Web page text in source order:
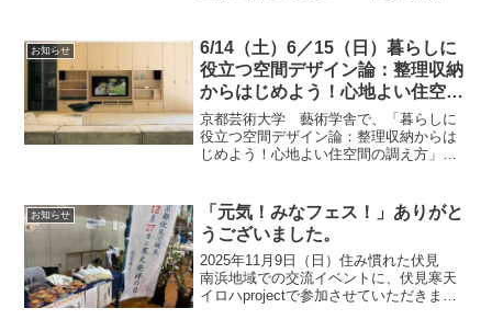
ております。イベント名：「寒天と伏見
のお酒」セミナーと交流会...
お知らせ
6/14（土）6／15（日）暮らしに
役立つ空間デザイン論：整理収納
からはじめよう！心地よい住空間
の調え方
京都芸術大学 藝術学舎で、「暮らしに
役立つ空間デザイン論：整理収納からは
じめよう！心地よい住空間の調え方」の
は、下記URLからご覧ください。春から
のコト始め、整理収納で...
お知らせ
「元気！みなフェス！」ありがと
うございました。
2025年11月9日（日）住み慣れた伏見
南浜地域での交流イベントに、伏見寒天
イロハprojectで参加させていただきまし